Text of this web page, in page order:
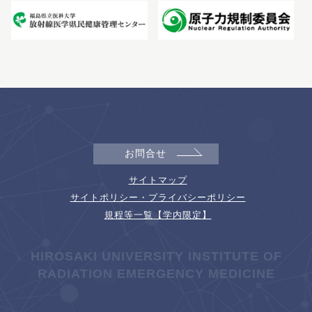
お問合せ
サイトマップ
サイトポリシー・プライバシーポリシー
規程等一覧【学内限定】
HIROSAKI UNIVERSITY INSTITUTE OF
RADIATION EMERGENCY MEDICINE